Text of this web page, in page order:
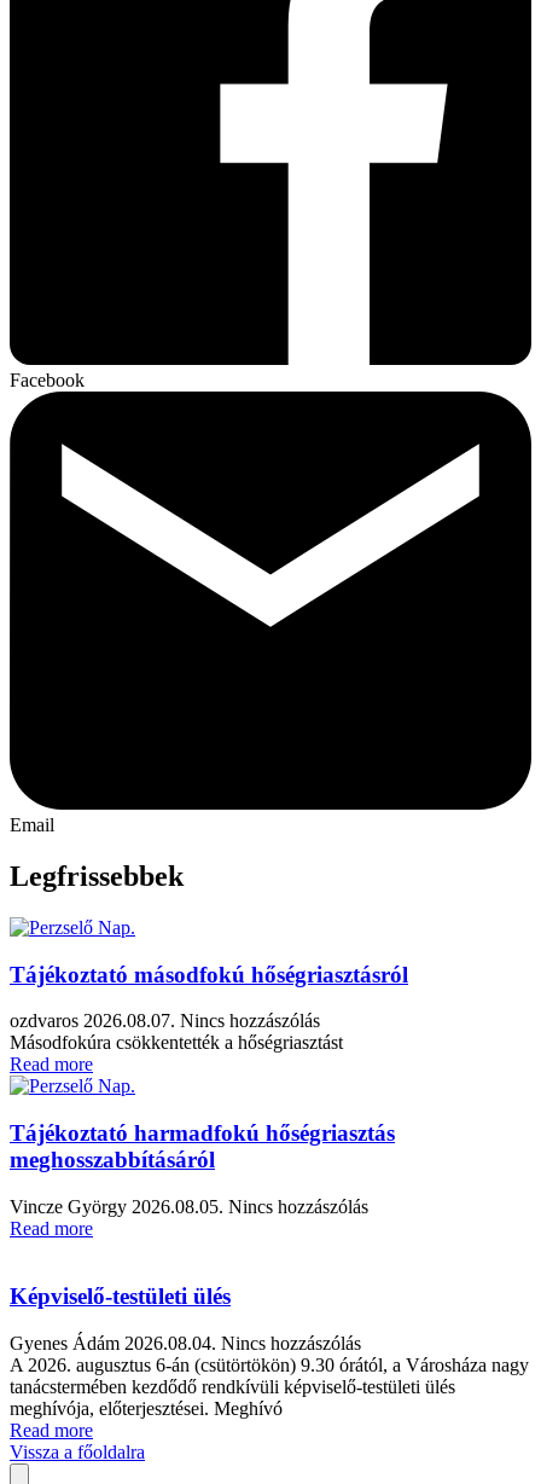
Facebook
Email
Legfrissebbek
Tájékoztató másodfokú hőségriasztásról
ozdvaros 2026.08.07. Nincs hozzászólás
Másodfokúra csökkentették a hőségriasztást
Read more
Tájékoztató harmadfokú hőségriasztás
meghosszabbításáról
Vincze György 2026.08.05. Nincs hozzászólás
Read more
Képviselő-testületi ülés
Gyenes Ádám 2026.08.04. Nincs hozzászólás
A 2026. augusztus 6-án (csütörtökön) 9.30 órától, a Városháza nagy
tanácstermében kezdődő rendkívüli képviselő-testületi ülés
meghívója, előterjesztései. Meghívó
Read more
Vissza a főoldalra